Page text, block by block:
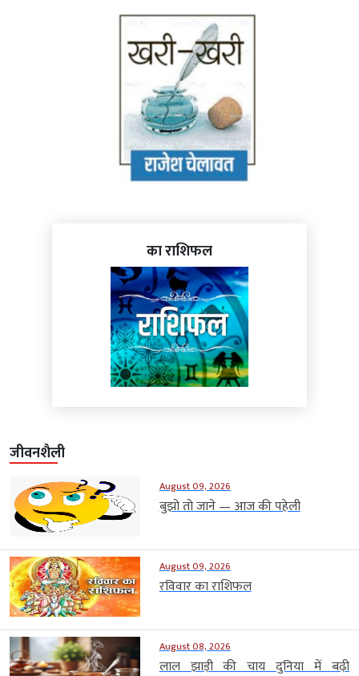
का राशिफल
जीवनशैली
August 09, 2026
बुझो तो जाने — आज की पहेली
August 09, 2026
रविवार का राशिफल
August 08, 2026
लाल झाड़ी की चाय दुनिया में बढ़ी